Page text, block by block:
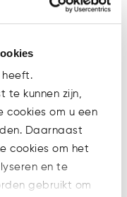
heeft.
te kunnen zijn,
cookies om u een
Daarnaast
cookies om het
en te
gebruikt om
it...